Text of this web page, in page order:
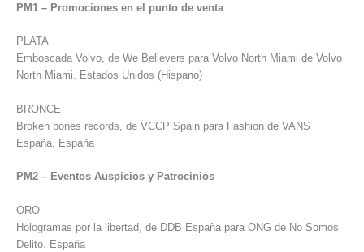
PM1 – Promociones en el punto de venta
PLATA
Emboscada Volvo, de We Believers para Volvo North Miami de Volvo
North Miami. Estados Unidos (Hispano)
BRONCE
Broken bones records, de VCCP Spain para Fashion de VANS
España. España
PM2 – Eventos Auspicios y Patrocinios
ORO
Hologramas por la libertad, de DDB España para ONG de No Somos
Delito. España